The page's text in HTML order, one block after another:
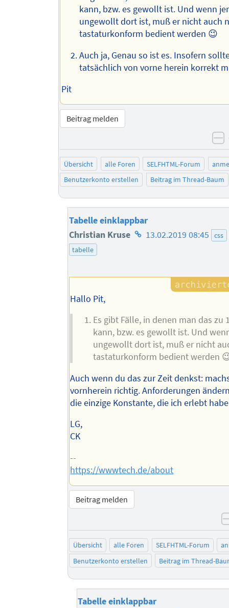
kann, bzw. es gewollt ist. Und wenn
ungewollt dort ist, muß er nicht auch
tastaturkonform bedient werden 😉
Auch ja, Genau so ist es. Insofern
tatsächlich von vorne herein korrekt
Pit
Beitrag melden
Übersicht alle Foren SELFHTML-Forum
Benutzerkonto erstellen
Beitrag im Thread-Baum
Tabelle einklappbar
Christian Kruse Homepage
13.02.2019 08:45
css
tabelle
Hallo Pit,
Es gibt Fälle, in denen man das zu
kann, bzw. es gewollt ist. Und
ungewollt dort ist, muß er nicht
tastaturkonform bedient werden
Auch wenn du das zur Zeit denkst:
vornherein richtig. Anforderungen
die einzige Konstante, die ich erlebt
LG,
CK
--
https://wwwtech.de/about
Beitrag melden
Übersicht alle Foren SELFHTML-Forum
Benutzerkonto erstellen
Beitrag im Thread-
Tabelle einklappbar